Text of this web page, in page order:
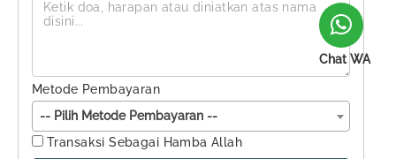
Metode Pembayaran
-- Pilih Metode Pembayaran --
Transaksi Sebagai Hamba Allah
Chat WA